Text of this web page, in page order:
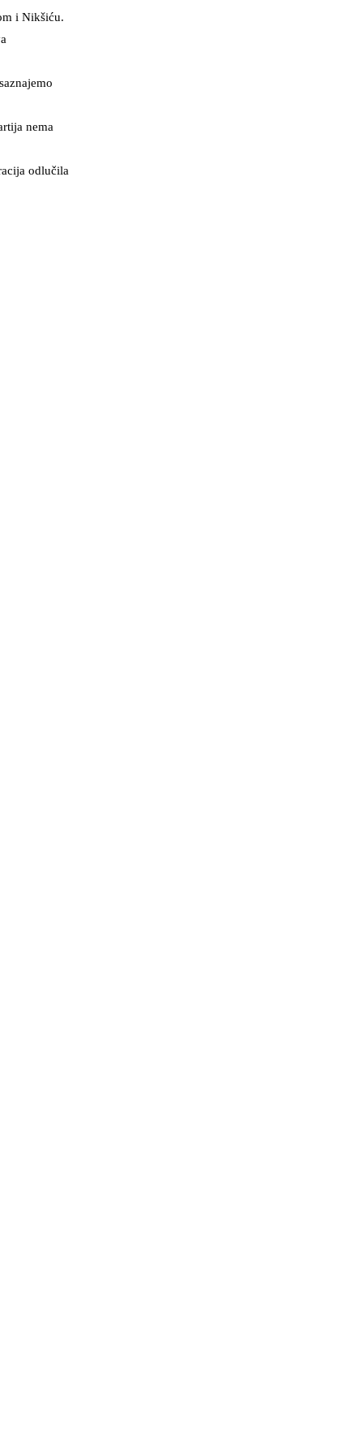
i Nikšiću.
nema
odlučila